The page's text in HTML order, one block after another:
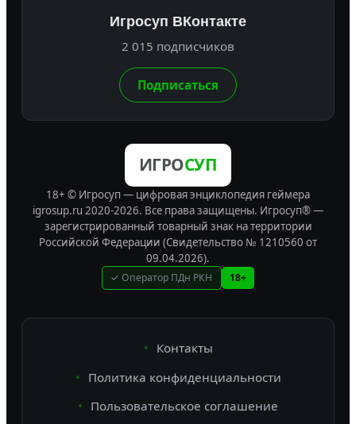
Игросуп ВКонтакте
2 015 подписчиков
Подписаться
ИГРОСУП
18+ © Игросуп — цифровая энциклопедия геймера
igrosup.ru 2020-2026. Все права защищены. Игросуп® —
зарегистрированный товарный знак на территории
Российской Федерации (Свидетельство № 1210560 от
09.04.2026).
✓ Оператор ПДн РКН 18+
Контакты
Политика конфиденциальности
Пользовательское соглашение